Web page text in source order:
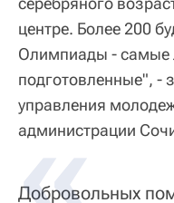
центре. Более 200
Олимпиады - самые
подготовленные", -
управления
администрации
Добровольных